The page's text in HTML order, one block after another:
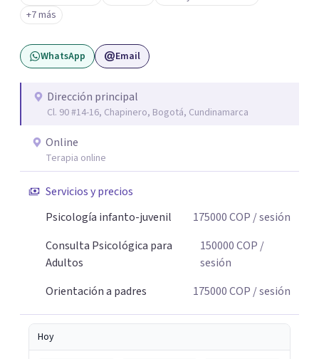
nombrarlo. Mi intención es acompañarte en ese proceso,
sin juicios y a tu propio ritmo, para que lo que hoy te pesa
pueda pensarse y transformarse.
+7 más
WhatsApp Email
Dirección principal
Cl. 90 #14-16, Chapinero, Bogotá, Cundinamarca
Online
Terapia online
Servicios y precios
Psicología infanto-juvenil
175000COP / sesión
Consulta Psicológica para
Adultos
150000COP /
sesión
Orientación a padres
175000COP / sesión
Hoy